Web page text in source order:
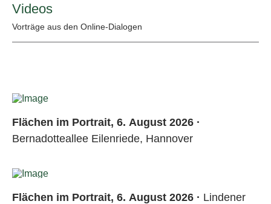
Videos
Vorträge aus den Online-Dialogen
Flächen im Portrait, 6. August 2026 ·
Bernadotteallee Eilenriede, Hannover
Flächen im Portrait, 6. August 2026 · Lindener